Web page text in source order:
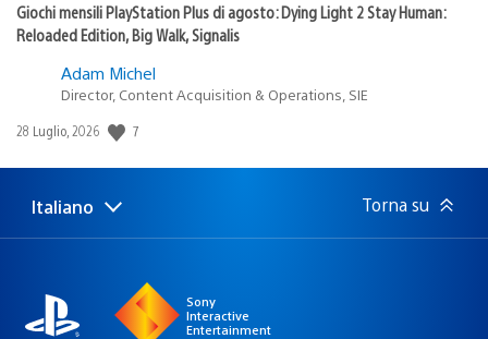
Giochi mensili PlayStation Plus di agosto: Dying Light 2 Stay Human:
Reloaded Edition, Big Walk, Signalis
Adam Michel
Director, Content Acquisition & Operations, SIE
Data
pubblicazione:
28 Luglio, 2026 7
Seleziona
Regione
Italiano Torna su
Sony
Interactive
Entertainment